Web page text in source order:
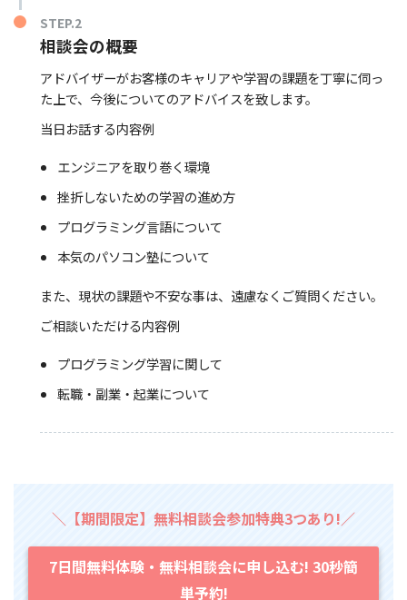
STEP.2
相談会の概要
アドバイザーがお客様のキャリアや学習の課題を丁寧に伺っ
た上で、今後についてのアドバイスを致します。
当日お話する内容例
エンジニアを取り巻く環境
挫折しないための学習の進め方
プログラミング言語について
本気のパソコン塾について
また、現状の課題や不安な事は、遠慮なくご質問ください。
ご相談いただける内容例
プログラミング学習に関して
転職・副業・起業について
＼【期間限定】無料相談会参加特典3つあり!／
7日間無料体験・無料相談会に申し込む! 30秒簡
単予約!